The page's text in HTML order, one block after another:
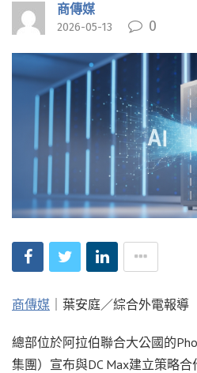
商傳媒
2026-05-13 0
商傳媒 ｜葉安庭／綜合外電報導
總部位於阿拉伯聯合大公國的
集團）宣布與DC Max建立策略